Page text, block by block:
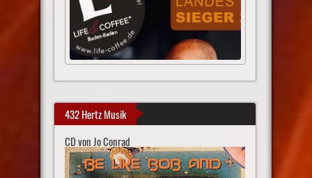
432 Hertz Musik
CD von Jo Conrad